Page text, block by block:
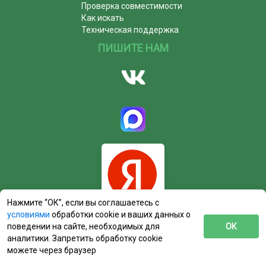
Проверка совместимости
Как искать
Техническая поддержка
ПИШИТЕ НАМ
Нажмите “ОК”, если вы соглашаетесь с
условиями обработки cookie и ваших данных о
поведении на сайте, необходимых для
аналитики. Запретить обработку cookie
можете через браузер
ОК